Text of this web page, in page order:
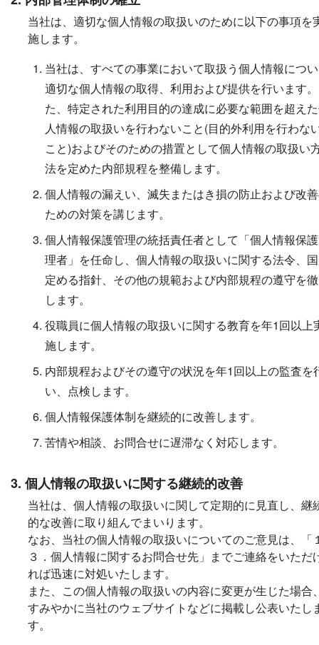
当社は、適切な個人情報の取扱いのために以下の事項を
施します。
当社は、すべての事業において取扱う個人情報につ
適切な個人情報の取得、利用および提供を行います
た、特定された利用目的の達成に必要な範囲を超え
人情報の取扱いを行わないこと(目的外利用を行わな
こと)およびそのための措置として個人情報の取扱い
法を定めた内部規程を整備します。
個人情報の漏えい、滅失またはき損の防止および改
ための対策を講じます。
個人情報保護管理の統括責任者として「個人情報保
理者」を任命し、個人情報の取扱いに関する法令、
定める指針、その他の規範および内部規程の遵守を
します。
役職員に個人情報の取扱いに関する教育を年1回以上
施します。
内部規程およびその遵守の状況を年1回以上の監査を
い、点検します。
個人情報保護体制を継続的に改善します。
苦情や相談、お問合せに遅滞なく対応します。
3. 個人情報の取扱いに関する継続的改善
当社は、個人情報の取扱いに関して定期的に見直し、継
的な改善に取り組んでまいります。
なお、当社の個人情報の取扱いについてのご意見は、「
３．個人情報に関するお問合せ先」までご連絡をいただ
れば迅速に対処いたします。
また、この個人情報の取扱いの内容に変更が生じた場合
すみやかに当社のウェブサイトなどに掲載し公表いたし
す。